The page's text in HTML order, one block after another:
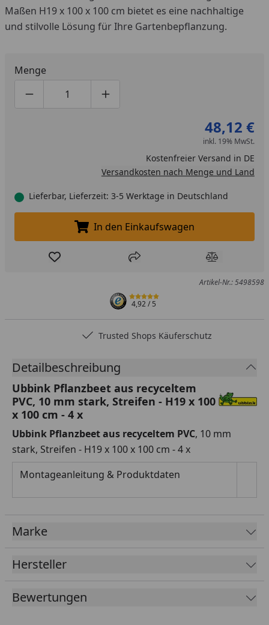
Maßen H19 x 100 x 100 cm bietet es eine nachhaltige
und stilvolle Lösung für Ihre Gartenbepflanzung.
Menge
Produktmenge um eins verringern
Produktmenge manuell eingeben
Produktmenge um eins erhöhen
48,12 €
inkl. 19% MwSt.
Kostenfreier Versand in DE
Versandkosten nach Menge und Land
Lieferbar, Lieferzeit: 3-5 Werktage in Deutschland
In den Einkaufswagen legen
In den Einkaufswagen
Produkt zur Wunschliste hinzufügen
Teilen Produkt
Artikel-Nr.: 5498598
4,92/ 5
Trusted Shops Käuferschutz
Detailbeschreibung
Ubbink Pflanzbeet aus recyceltem
PVC, 10 mm stark, Streifen - H19 x 100
x 100 cm - 4 x
Ubbink Pflanzbeet aus recyceltem PVC, 10 mm
stark, Streifen - H19 x 100 x 100 cm - 4 x
Montageanleitung & Produktdaten
Marke
Hersteller
Bewertungen